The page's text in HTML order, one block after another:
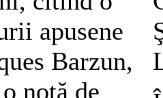
apusene
Barzun,
notă de